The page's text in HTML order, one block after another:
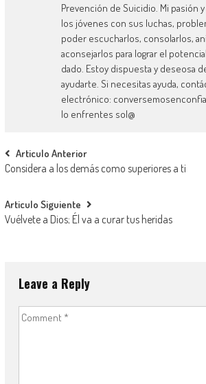
Prevención de Suicidio. Mi pasión
los jóvenes con sus luchas,
poder escucharlos, consolarlos,
aconsejarlos para lograr el
dado. Estoy dispuesta y deseosa
ayudarte. Si necesitas ayuda,
electrónico:
lo enfrentes sol@
Post navigation
Articulo Anterior
Considera a los demás como superiores a ti
Articulo Siguiente
Vuélvete a Dios; Él va a curar tus heridas
Leave a Reply